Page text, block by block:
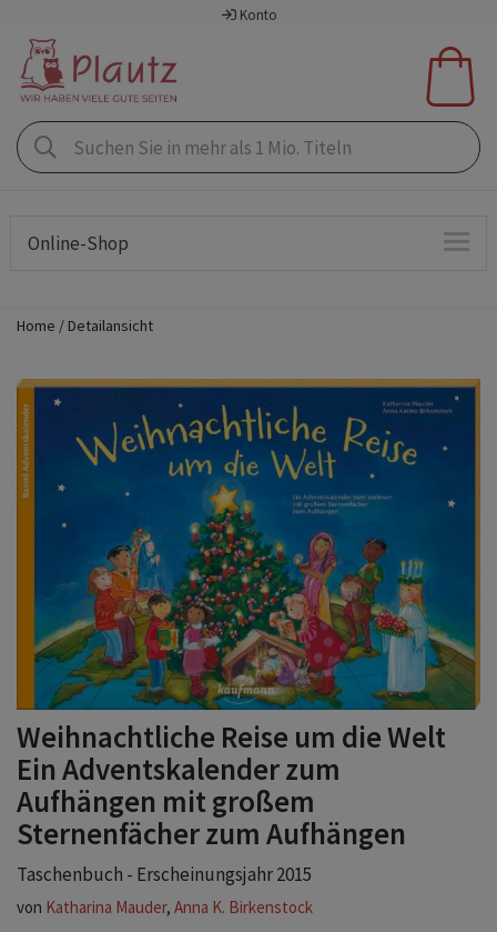
Konto
Online-Shop
Home Detailansicht
Weihnachtliche Reise um die Welt
Ein Adventskalender zum
Aufhängen mit großem
Sternenfächer zum Aufhängen
Taschenbuch - Erscheinungsjahr 2015
von Katharina Mauder, Anna K. Birkenstock